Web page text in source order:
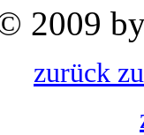
2009
zurück